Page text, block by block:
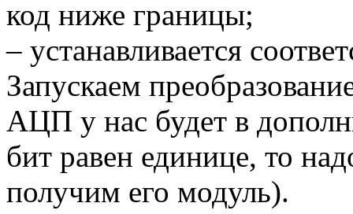
код ниже границы;
– устанавливается
Запускаем
АЦП у нас будет в
бит равен единице, то
получим его модуль).